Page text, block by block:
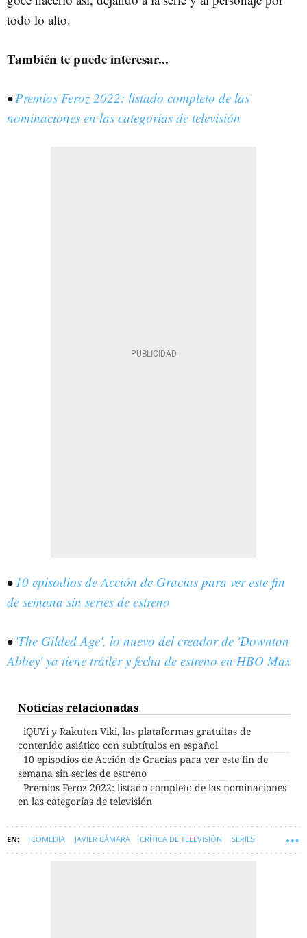
todo lo alto.
También te puede interesar...
•Premios Feroz 2022: listado completo de las
nominaciones en las categorías de televisión
• 10 episodios de Acción de Gracias para ver este fin
de semana sin series de estreno
• 'The Gilded Age', lo nuevo del creador de 'Downton
Abbey' ya tiene tráiler y fecha de estreno en HBO Max
Noticias relacionadas
iQUYi y Rakuten Viki, las plataformas gratuitas de
contenido asiático con subtítulos en español
10 episodios de Acción de Gracias para ver este fin de
semana sin series de estreno
Premios Feroz 2022: listado completo de las nominaciones
en las categorías de televisión
COMEDIA JAVIER CÁMARA CRÍTICA DE TELEVISIÓN SERIES